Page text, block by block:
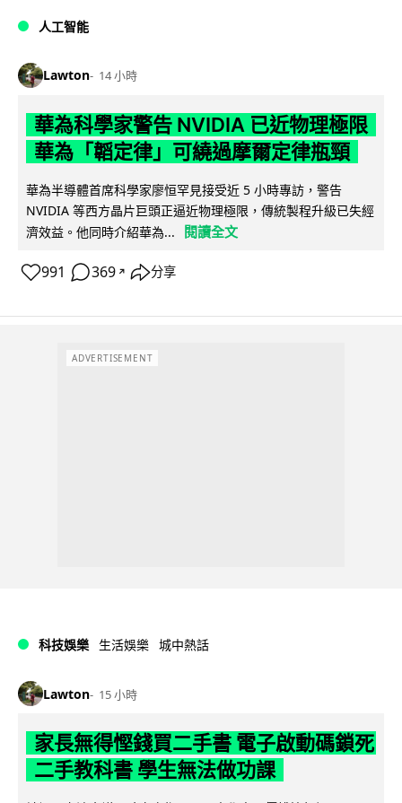
人工智能
Lawton 14 小時
華為科學家警告 NVIDIA 已近物理極限
華為「韜定律」可繞過摩爾定律瓶頸
華為半導體首席科學家廖恒罕見接受近 5 小時專訪，警告
NVIDIA 等西方晶片巨頭正逼近物理極限，傳統製程升級已失經
濟效益。他同時介紹華為...
閱讀全文
991 369 ↗ 分享
ADVERTISEMENT
科技娛樂 生活娛樂 城中熱話
Lawton 15 小時
家長無得慳錢買二手書 電子啟動碼鎖死
二手教科書 學生無法做功課